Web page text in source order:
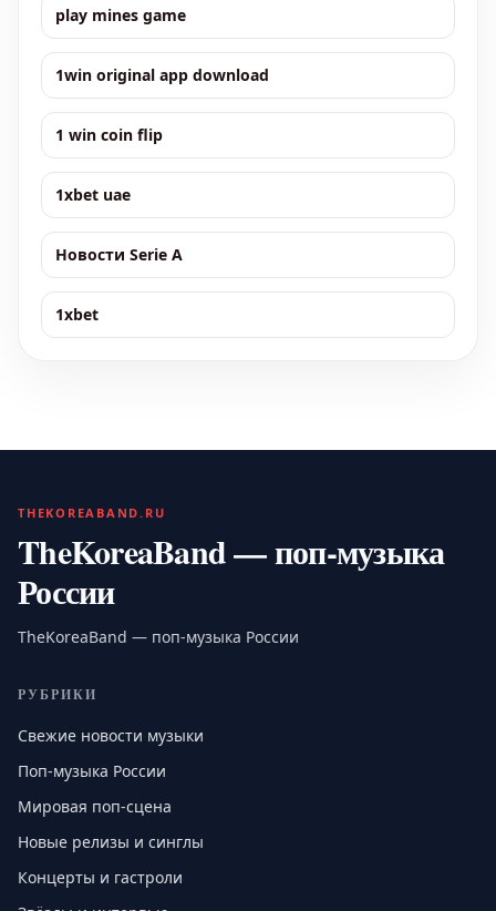
play mines game
1win original app download
1 win coin flip
1xbet uae
Новости Serie A
1xbet
THEKOREABAND.RU
TheKoreaBand — поп-музыка
России
TheKoreaBand — поп-музыка России
РУБРИКИ
Свежие новости музыки
Поп-музыка России
Мировая поп-сцена
Новые релизы и синглы
Концерты и гастроли